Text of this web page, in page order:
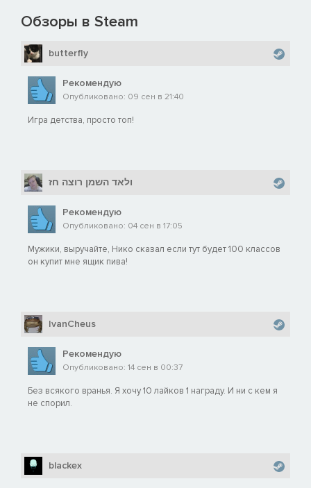
Обзоры в Steam
butterfly
Рекомендую
Опубликовано: 09 сен в 21:40
Игра детства, просто топ!
ולאד השמן רוצה חז
Рекомендую
Опубликовано: 04 сен в 17:05
Мужики, выручайте, Нико сказал если тут будет 100 классов
он купит мне ящик пива!
IvanCheus
Рекомендую
Опубликовано: 14 сен в 00:37
Без всякого вранья. Я хочу 10 лайков 1 награду. И ни с кем я
не спорил.
blackex